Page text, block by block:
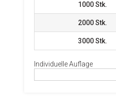
1000Stk.
2000Stk.
3000Stk.
Individuelle Auflage